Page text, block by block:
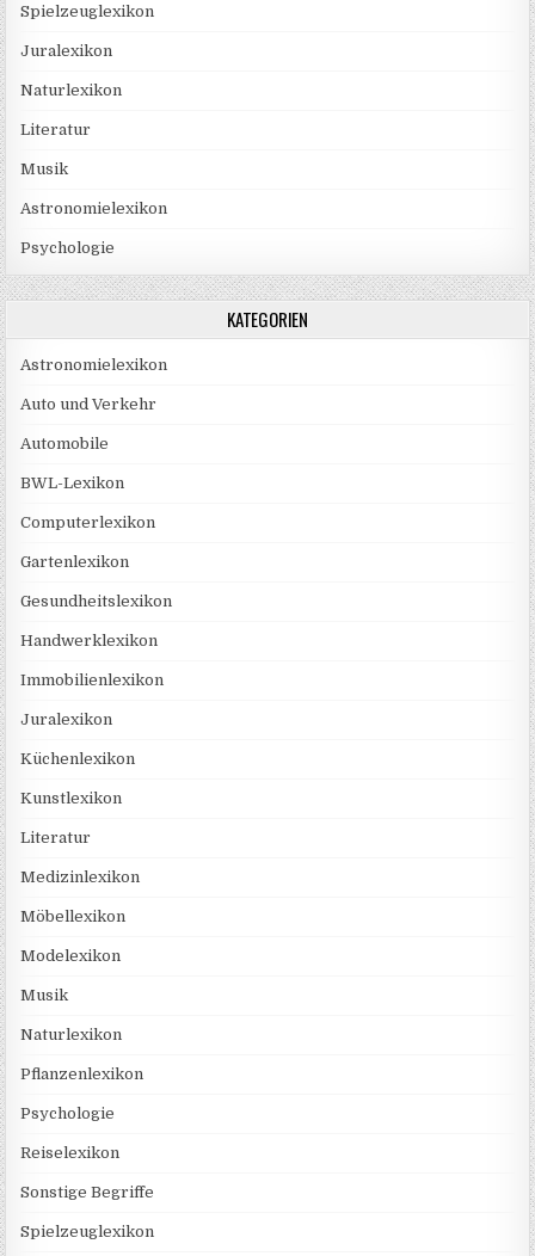
Spielzeuglexikon
Juralexikon
Naturlexikon
Literatur
Musik
Astronomielexikon
Psychologie
KATEGORIEN
Astronomielexikon
Auto und Verkehr
Automobile
BWL-Lexikon
Computerlexikon
Gartenlexikon
Gesundheitslexikon
Handwerklexikon
Immobilienlexikon
Juralexikon
Küchenlexikon
Kunstlexikon
Literatur
Medizinlexikon
Möbellexikon
Modelexikon
Musik
Naturlexikon
Pflanzenlexikon
Psychologie
Reiselexikon
Sonstige Begriffe
Spielzeuglexikon